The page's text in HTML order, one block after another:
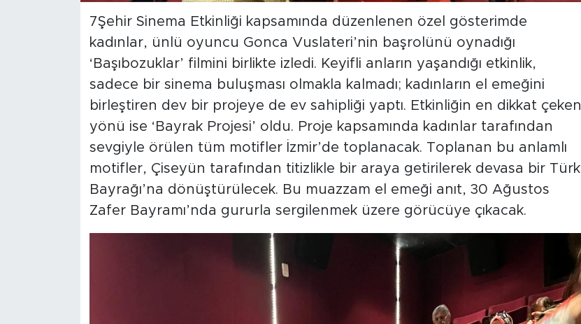
​7Şehir Sinema Etkinliği kapsamında düzenlenen özel gösterimde
kadınlar, ünlü oyuncu Gonca Vuslateri’nin başrolünü oynadığı
‘Başıbozuklar’ filmini birlikte izledi. Keyifli anların yaşandığı etkinlik,
sadece bir sinema buluşması olmakla kalmadı; kadınların el emeğini
birleştiren dev bir projeye de ev sahipliği yaptı. Etkinliğin en dikkat çeken
yönü ise ‘Bayrak Projesi’ oldu. Proje kapsamında kadınlar tarafından
sevgiyle örülen tüm motifler İzmir’de toplanacak. Toplanan bu anlamlı
motifler, Çiseyün tarafından titizlikle bir araya getirilerek devasa bir Türk
Bayrağı’na dönüştürülecek. Bu muazzam el emeği anıt, 30 Ağustos
Zafer Bayramı’nda gururla sergilenmek üzere görücüye çıkacak.